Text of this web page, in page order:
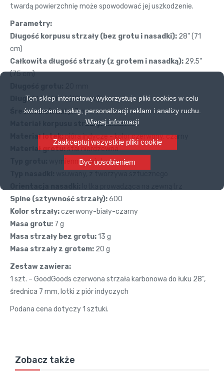
Ten sklep internetowy wykorzystuje pliki cookies w celu
świadczenia usług, personalizacji reklam i analizy ruchu.
Więcej informacji
Zaakceptuj wszystkie pliki cookie
Być uosobieniem
twardą powierzchnię może spowodować jej uszkodzenie.
Parametry:
Długość korpusu strzały (bez grotu i nasadki): 28" (71
cm)
Całkowita długość strzały (z grotem i nasadką): 29,5"
(75 cm)
Długość lotki:4" (100 mm)
Średnica strzały:7 mm
Materiał korpusu strzały:karbon
Materiał lotek:pióra indycze - kolor czerwony, czarny
Materiał grotu:stal nierdzewna
wymienny, gwintowany
Spine (sztywność strzały):600
Kolor strzały:czerwony-biały-czarny
Masa grotu: 7 g
Masa strzały bez grotu:13 g
Masa strzały z grotem: 20 g
Zestaw zawiera:
1 szt. – GoodGoods czerwona strzała karbonowa do łuku 28",
średnica 7 mm, lotki z piór indyczych
Podana cena dotyczy 1 sztuki.
Zobacz także